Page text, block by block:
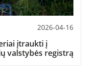
2026-04-16
įtraukti į
valstybės registrą